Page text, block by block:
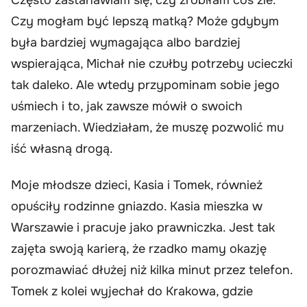
Czy mogłam być lepszą matką? Może gdybym
była bardziej wymagająca albo bardziej
wspierająca, Michał nie czułby potrzeby ucieczki
tak daleko. Ale wtedy przypominam sobie jego
uśmiech i to, jak zawsze mówił o swoich
marzeniach. Wiedziałam, że muszę pozwolić mu
iść własną drogą.
Moje młodsze dzieci, Kasia i Tomek, również
opuściły rodzinne gniazdo. Kasia mieszka w
Warszawie i pracuje jako prawniczka. Jest tak
zajęta swoją karierą, że rzadko mamy okazję
porozmawiać dłużej niż kilka minut przez telefon.
Tomek z kolei wyjechał do Krakowa, gdzie